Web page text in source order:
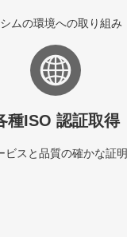
ムの環境への取り組み
種ISO 認証取得
ビスと品質の確かな証明